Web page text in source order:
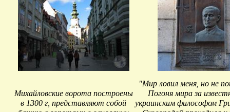
Михайловские ворота построены
в 1300 г, представляют собой
"Мир ловил меня, но не
Погоня мира за
украинским философом